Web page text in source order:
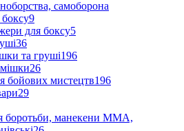
самоборона
9
для боксу5
36
та груші196
26
бойових мистецтв196
29
боротьби, манекени ММА,